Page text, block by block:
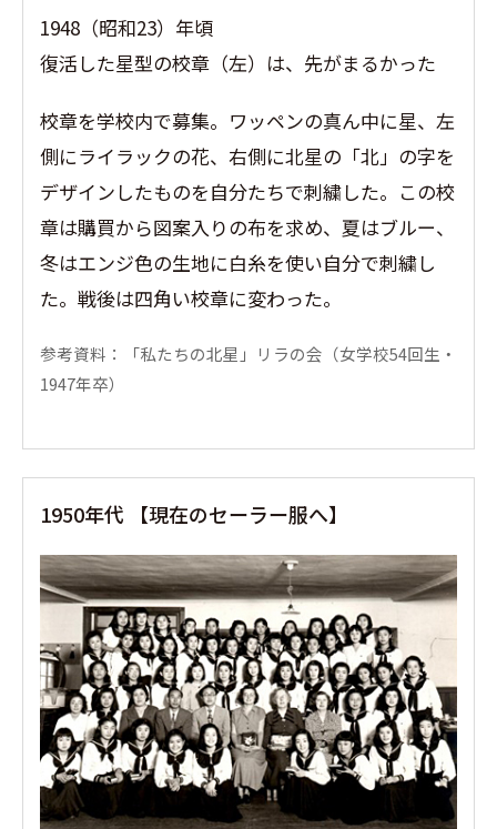
1948（昭和23）年頃
復活した星型の校章（左）は、先がまるかった
校章を学校内で募集。ワッペンの真ん中に星、左
側にライラックの花、右側に北星の「北」の字を
デザインしたものを自分たちで刺繍した。この校
章は購買から図案入りの布を求め、夏はブルー、
冬はエンジ色の生地に白糸を使い自分で刺繍し
た。戦後は四角い校章に変わった。
参考資料：「私たちの北星」リラの会（女学校54回生・
1947年卒）
1950年代 【現在のセーラー服へ】